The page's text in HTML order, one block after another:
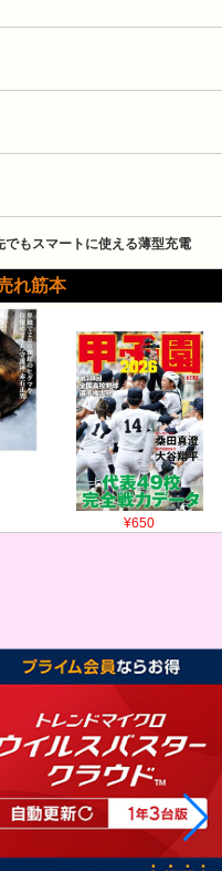
もスマートに使える薄型充電
れ筋本
¥650